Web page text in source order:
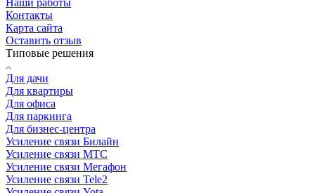
Наши работы
Контакты
Карта сайта
Оставить отзыв
Типовые решения
Для дачи
Для квартиры
Для офиса
Для паркинга
Для бизнес-центра
Усиление связи Билайн
Усиление связи МТС
Усиление связи Мегафон
Усиление связи Tele2